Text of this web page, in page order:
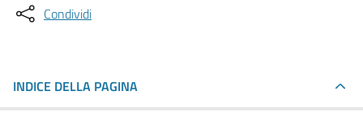
Condividi
INDICE DELLA PAGINA